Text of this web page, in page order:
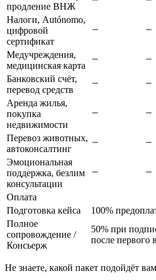
продление ВНЖ
Налоги, Autónomo,
цифровой
сертификат
Медучреждения,
медицинская карта
Банковский счёт,
перевод средств
Аренда жилья,
покупка
недвижимости
Перевоз животных,
автоконсалтинг
Эмоциональная
поддержка, безлим
консультации
Оплата
Подготовка кейса
100%
Полное
сопровождение /
Консьерж
50% при
после первого
Не знаете, какой пакет подойдёт